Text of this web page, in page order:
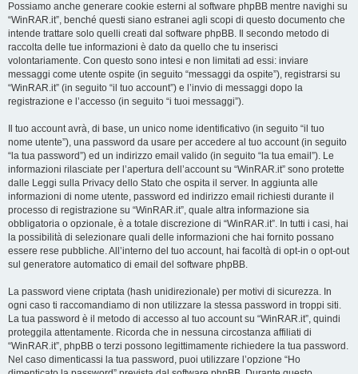
Possiamo anche generare cookie esterni al software phpBB mentre navighi su
“WinRAR.it”, benché questi siano estranei agli scopi di questo documento che
intende trattare solo quelli creati dal software phpBB. Il secondo metodo di
raccolta delle tue informazioni è dato da quello che tu inserisci
volontariamente. Con questo sono intesi e non limitati ad essi: inviare
messaggi come utente ospite (in seguito “messaggi da ospite”), registrarsi su
“WinRAR.it” (in seguito “il tuo account”) e l’invio di messaggi dopo la
registrazione e l’accesso (in seguito “i tuoi messaggi”).
Il tuo account avrà, di base, un unico nome identificativo (in seguito “il tuo
nome utente”), una password da usare per accedere al tuo account (in seguito
“la tua password”) ed un indirizzo email valido (in seguito “la tua email”). Le
informazioni rilasciate per l’apertura dell’account su “WinRAR.it” sono protette
dalle Leggi sulla Privacy dello Stato che ospita il server. In aggiunta alle
informazioni di nome utente, password ed indirizzo email richiesti durante il
processo di registrazione su “WinRAR.it”, quale altra informazione sia
obbligatoria o opzionale, è a totale discrezione di “WinRAR.it”. In tutti i casi, hai
la possibilità di selezionare quali delle informazioni che hai fornito possano
essere rese pubbliche. All’interno del tuo account, hai facoltà di opt-in o opt-out
sul generatore automatico di email del software phpBB.
La password viene criptata (hash unidirezionale) per motivi di sicurezza. In
ogni caso ti raccomandiamo di non utilizzare la stessa password in troppi siti.
La tua password è il metodo di accesso al tuo account su “WinRAR.it”, quindi
proteggila attentamente. Ricorda che in nessuna circostanza affiliati di
“WinRAR.it”, phpBB o terzi possono legittimamente richiedere la tua password.
Nel caso dimenticassi la tua password, puoi utilizzare l’opzione “Ho